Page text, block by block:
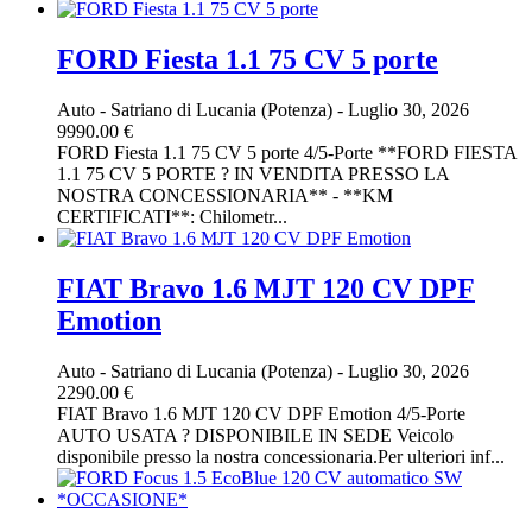
FORD Fiesta 1.1 75 CV 5 porte
Auto - Satriano di Lucania (Potenza) - Luglio 30, 2026
9990.00 €
FORD Fiesta 1.1 75 CV 5 porte 4/5-Porte **FORD FIESTA
1.1 75 CV 5 PORTE ? IN VENDITA PRESSO LA
NOSTRA CONCESSIONARIA** - **KM
CERTIFICATI**: Chilometr...
FIAT Bravo 1.6 MJT 120 CV DPF
Emotion
Auto - Satriano di Lucania (Potenza) - Luglio 30, 2026
2290.00 €
FIAT Bravo 1.6 MJT 120 CV DPF Emotion 4/5-Porte
AUTO USATA ? DISPONIBILE IN SEDE Veicolo
disponibile presso la nostra concessionaria.Per ulteriori inf...